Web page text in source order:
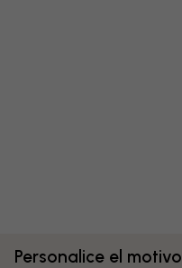
Personalice el